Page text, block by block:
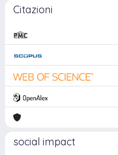
Citazioni
social impact